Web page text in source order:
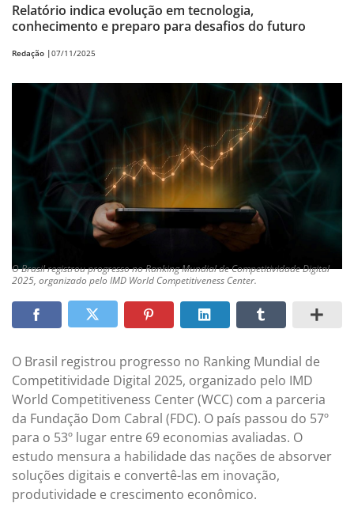
Relatório indica evolução em tecnologia,
conhecimento e preparo para desafios do futuro
Redação |07/11/2025
O Brasil registrou progresso no Ranking Mundial de Competitividade Digital
2025, organizado pelo IMD World Competitiveness Center.
O Brasil registrou progresso no Ranking Mundial de
Competitividade Digital 2025, organizado pelo IMD
World Competitiveness Center (WCC) com a parceria
da Fundação Dom Cabral (FDC). O país passou do 57º
para o 53º lugar entre 69 economias avaliadas. O
estudo mensura a habilidade das nações de absorver
soluções digitais e convertê-las em inovação,
produtividade e crescimento econômico.